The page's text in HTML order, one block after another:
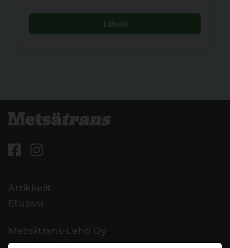
Lähetä
Artikkelit
Etusivu
Metsätrans-Lehti Oy